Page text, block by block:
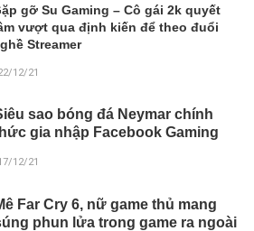
gỡ Su Gaming – Cô gái 2k quyết
vượt qua định kiến để theo đuổi
Streamer
12/21
sao bóng đá Neymar chính
gia nhập Facebook Gaming
12/21
Far Cry 6, nữ game thủ mang
phun lửa trong game ra ngoài